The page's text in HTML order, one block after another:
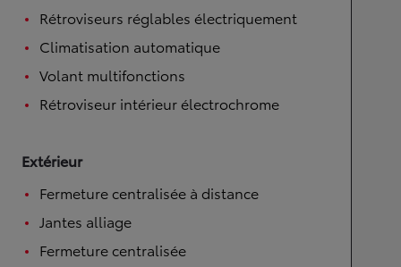
Rétroviseurs réglables électriquement
Climatisation automatique
Volant multifonctions
Rétroviseur intérieur électrochrome
Extérieur
Fermeture centralisée à distance
Jantes alliage
Fermeture centralisée